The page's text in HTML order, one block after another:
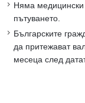
Няма медицински
пътуването.
Българските
да притежават
месеца след